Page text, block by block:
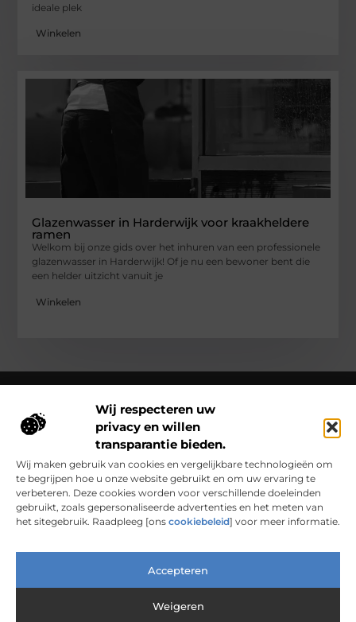
Wij respecteren uw
privacy en willen
transparantie bieden.
Wij maken gebruik van cookies en vergelijkbare technologieën om
te begrijpen hoe u onze website gebruikt en om uw ervaring te
verbeteren. Deze cookies worden voor verschillende doeleinden
gebruikt, zoals gepersonaliseerde advertenties en het meten van
het sitegebruik. Raadpleeg [ons cookiebeleid] voor meer informatie.
Accepteren
Weigeren
ideale plek
Winkelen
Glazenwasser in Harderwijk voor kraakheldere
ramen
Welkom bij onze gids over het inhuren van een professionele
glazenwasser in Harderwijk! Of je nu een bewoner bent die
een helder uitzicht vanuit je
Winkelen
Over Clarapelsadvies
Clarapelsadvies.nl – Een wereld vol verhalen en inzichten.
Ontdek inspirerende blogs en artikelen over alles wat het
dagelijks leven boeiend maakt.
Bericht categorie